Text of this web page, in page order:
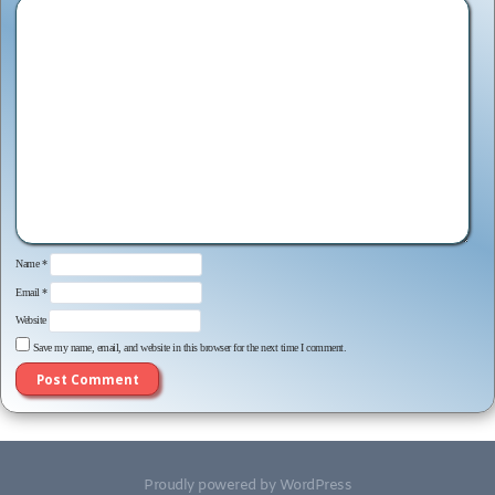
Name*
Email*
Website
Save my name, email, and website in this browser for the next time I comment.
Proudly powered by WordPress